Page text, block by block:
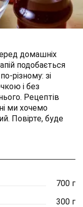
домашніх
подобається
різному: зі
і без
Рецептів
ми хочемо
Повірте, буде
700 г
300 г